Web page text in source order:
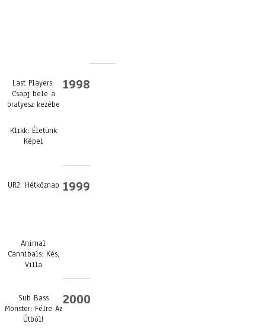
Last Players:
Csapj bele a
bratyesz kezébe
Klikk: Életünk
Képei
1998
UR2: Hétköznap
Animal
Cannibals: Kés,
Villa
1999
Sub Bass
Monster: Félre Az
Útból!
2000